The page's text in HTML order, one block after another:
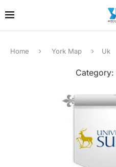
Home York Map Uk
Category: